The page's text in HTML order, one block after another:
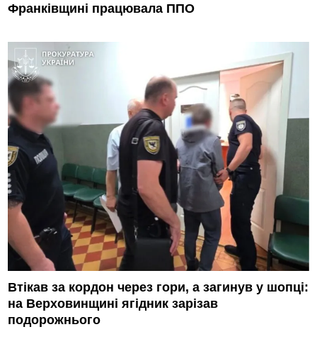
Франківщині працювала ППО
Втікав за кордон через гори, а загинув у шопці:
на Верховинщині ягідник зарізав
подорожнього